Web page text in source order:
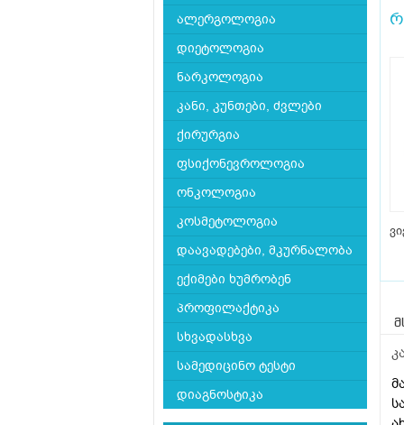
ალერგოლოგია
დიეტოლოგია
ნარკოლოგია
კანი, კუნთები, ძვლები
ქირურგია
ფსიქონევროლოგია
ონკოლოგია
კოსმეტოლოგია
დაავადებები, მკურნალობა
ექიმები ხუმრობენ
პროფილაქტიკა
სხვადასხვა
სამედიცინო ტესტი
დიაგნოსტიკა